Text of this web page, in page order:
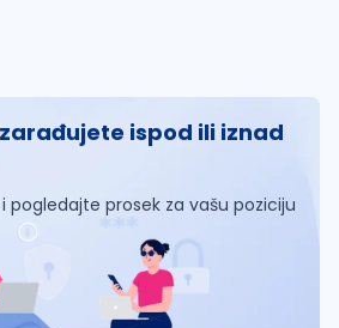
ispod ili iznad
pogledajte prosek za vašu poziciju